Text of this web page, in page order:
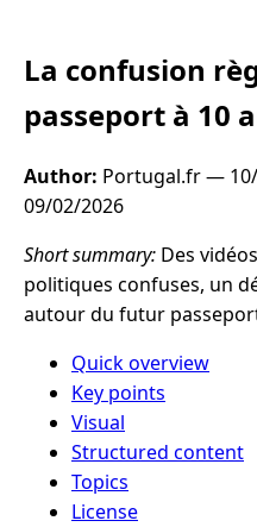
La confusion
passeport à 10
Author: Portugal.fr —
09/02/2026
Short summary: Des
politiques confuses, un
autour du futur
Quick overview
Key points
Visual
Structured content
Topics
License